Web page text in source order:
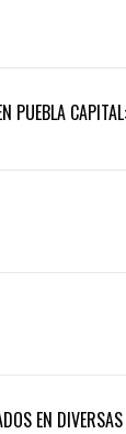
PUEBLA
EN